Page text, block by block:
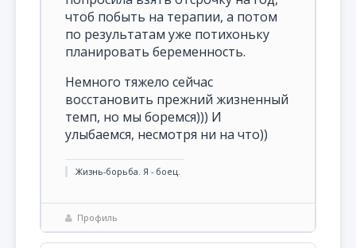
чтоб побыть на терапии, а потом
по результатам уже потихоньку
планировать беременность.
Немного тяжело сейчас
восстановить прежний жизненный
темп, но мы боремся))) И
улыбаемся, несмотря ни на что))
Жизнь-борьба. Я - боец.
Профиль